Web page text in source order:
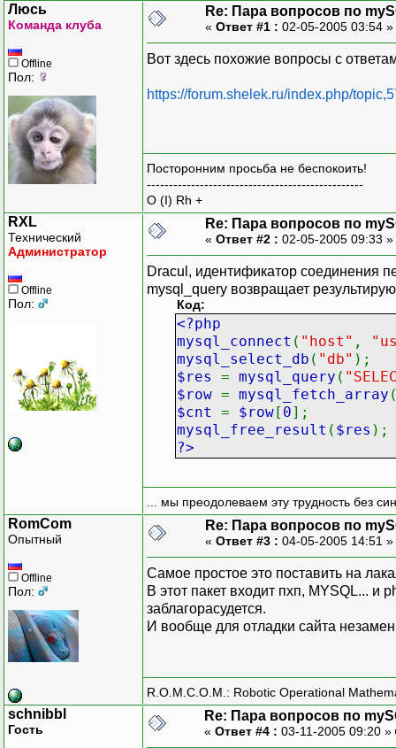
Люсь
Команда клуба
Offline
Пол:
Re: Пара вопросов по
« Ответ #1 : 02-05-2005 03:54 »
Вот здесь похожие вопросы с
https://forum.shelek.ru/index.php/
Посторонним просьба не беспокоить!
-------------------------------------------------
O (I) Rh +
RXL
Технический
Администратор
Offline
Пол:
Re: Пара вопросов по
« Ответ #2 : 02-05-2005 09:33 »
Dracul, идентификатор соединения
mysql_query возвращает
Код:
<?php
mysql_connect ( "host" ,
mysql_select_db ( "db" );
$res = mysql_query (
$row = mysql_fetch_array
$cnt = $row[ 0];
mysql_free_result ( $res );
?>
... мы преодолеваем эту трудность без
RomCom
Опытный
Offline
Пол:
Re: Пара вопросов по
« Ответ #3 : 04-05-2005 14:51 »
Самое простое это поставить на
В этот пакет входит пхп, MYSQL...
заблагорасудется.
И вообще для отладки сайта
R.O.M.C.O.M.: Robotic Operational
schnibbl
Гость
Re: Пара вопросов по
« Ответ #4 : 03-11-2005 09:20 »